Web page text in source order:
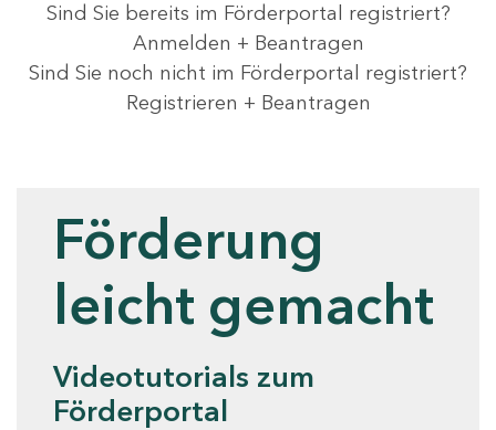
Sind Sie bereits im Förderportal registriert?
Anmelden + Beantragen
Sind Sie noch nicht im Förderportal registriert?
Registrieren + Beantragen
Förderung
leicht gemacht
Videotutorials zum
Förderportal